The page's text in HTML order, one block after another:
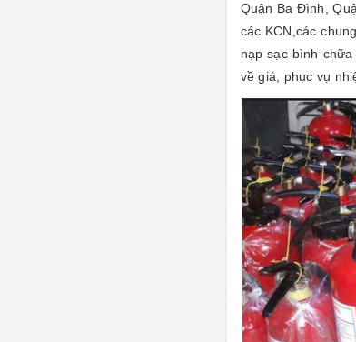
Quận Ba Đình,
các KCN,các
nạp sạc bình
về giá, phục vụ